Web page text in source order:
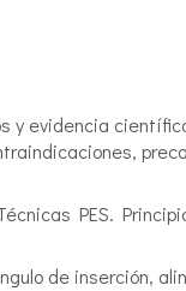
y evidencia
PES.
de inserción,